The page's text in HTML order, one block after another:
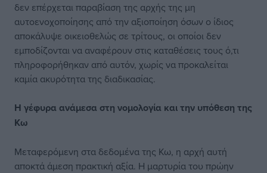
δεν επέρχεται παραβίαση της αρχής της μη
αυτοενοχοποίησης από την αξιοποίηση όσων ο ίδιος
αποκάλυψε οικειοθελώς σε τρίτους, οι οποίοι δεν
εμποδίζονται να αναφέρουν στις καταθέσεις τους ό,τι
πληροφορήθηκαν από αυτόν, χωρίς να προκαλείται
καμία ακυρότητα της διαδικασίας.
Η γέφυρα ανάμεσα στη νομολογία και την υπόθεση της
Κω
Μεταφερόμενη στα δεδομένα της Κω, η αρχή αυτή
αποκτά άμεση πρακτική αξία. Η μαρτυρία του πρώην